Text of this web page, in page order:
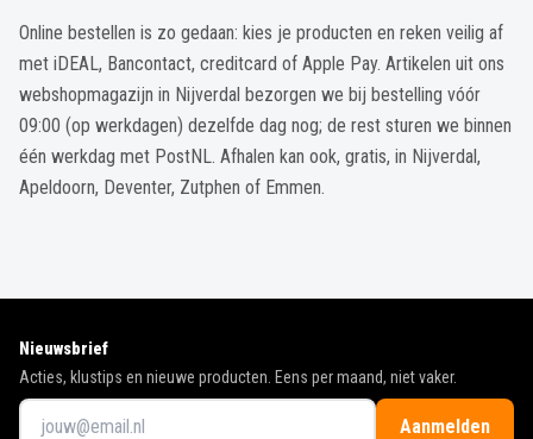
Online bestellen is zo gedaan: kies je producten en reken veilig af
met iDEAL, Bancontact, creditcard of Apple Pay. Artikelen uit ons
webshopmagazijn in Nijverdal bezorgen we bij bestelling vóór
09:00 (op werkdagen) dezelfde dag nog; de rest sturen we binnen
één werkdag met PostNL. Afhalen kan ook, gratis, in Nijverdal,
Apeldoorn, Deventer, Zutphen of Emmen.
Nieuwsbrief
Acties, klustips en nieuwe producten. Eens per maand, niet vaker.
Aanmelden